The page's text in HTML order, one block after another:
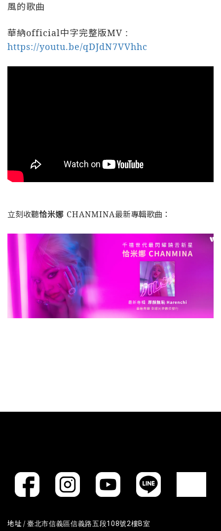
風的歌曲
華納official中字完整版MV :
https://youtu.be/qDJdN7VVhhc
立刻收聽恰米娜 CHANMINA最新專輯歌曲：
地址 / 臺北市信義區信義路五段108號2樓B室